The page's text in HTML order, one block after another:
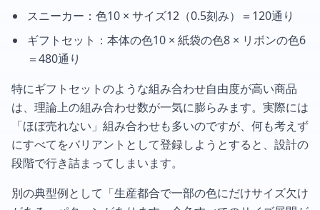
スニーカー：色10 × サイズ12（0.5刻み）＝120通り
ギフトセット：本体の色10 × 紙袋の色8 × リボンの色6
＝480通り
特にギフトセットのような組み合わせ自由度が高い商品
は、理論上の組み合わせ数が一気に膨らみます。実際には
「ほぼ売れない」組み合わせも多いのですが、何も考えず
にすべてをバリアントとして登録しようとすると、設計の
段階で行き詰まってしまいます。
別の典型例として「生産都合で一部の色にだけサイズ欠け